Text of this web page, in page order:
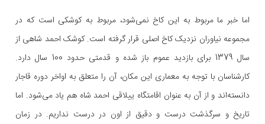
اما خبر ما مربوط به این کاخ نمی‌شود، مربوط به کوشکی است که در
مجموعه نیاوران نزدیک کاخ اصلی قرار گرفته است. کوشک احمد شاهی از
سال 1379 برای بازدید عموم باز شده و قدمتی حدود 100 سال دارد.
کارشناسان با توجه به معماری این مکان، آن را متعلق به اواخر دوره قاجار
دانسته‌اند و از آن به عنوان اقامتگاه ییلاقی احمد شاه هم یاد می‌شود. اما
تاریخ و سرگذشت درست و دقیق از اون در درست نداریم. در زمان